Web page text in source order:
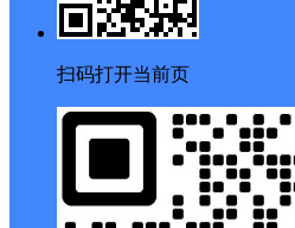
扫码打开当前页